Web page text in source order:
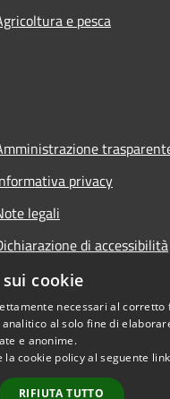
e pesca
privacy
legali
di accessibilità
di miglioramento del
cookie
necessari al corretto
al solo fine di
e anonime.
cookie policy al seguente link
RIFIUTA TUTTO